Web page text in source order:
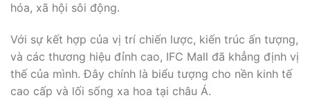
hóa, xã hội sôi động.
Với sự kết hợp của vị trí chiến lược, kiến trúc ấn tượng,
và các thương hiệu đỉnh cao, IFC Mall đã khẳng định vị
thế của mình. Đây chính là biểu tượng cho nền kinh tế
cao cấp và lối sống xa hoa tại châu Á.